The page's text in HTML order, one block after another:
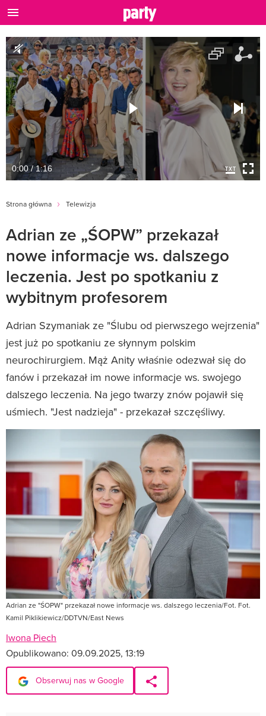
0:00 / 1:16
Strona główna Telewizja
Adrian ze „ŚOPW” przekazał
nowe informacje ws. dalszego
leczenia. Jest po spotkaniu z
wybitnym profesorem
Adrian Szymaniak ze "Ślubu od pierwszego wejrzenia"
jest już po spotkaniu ze słynnym polskim
neurochirurgiem. Mąż Anity właśnie odezwał się do
fanów i przekazał im nowe informacje ws. swojego
dalszego leczenia. Na jego twarzy znów pojawił się
uśmiech. "Jest nadzieja" - przekazał szczęśliwy.
Adrian ze "ŚOPW" przekazał nowe informacje ws. dalszego leczenia/Fot. Fot.
Kamil Piklikiewicz/DDTVN/East News
Iwona Piech
Opublikowano: 09.09.2025, 13:19
Obserwuj nas w Google